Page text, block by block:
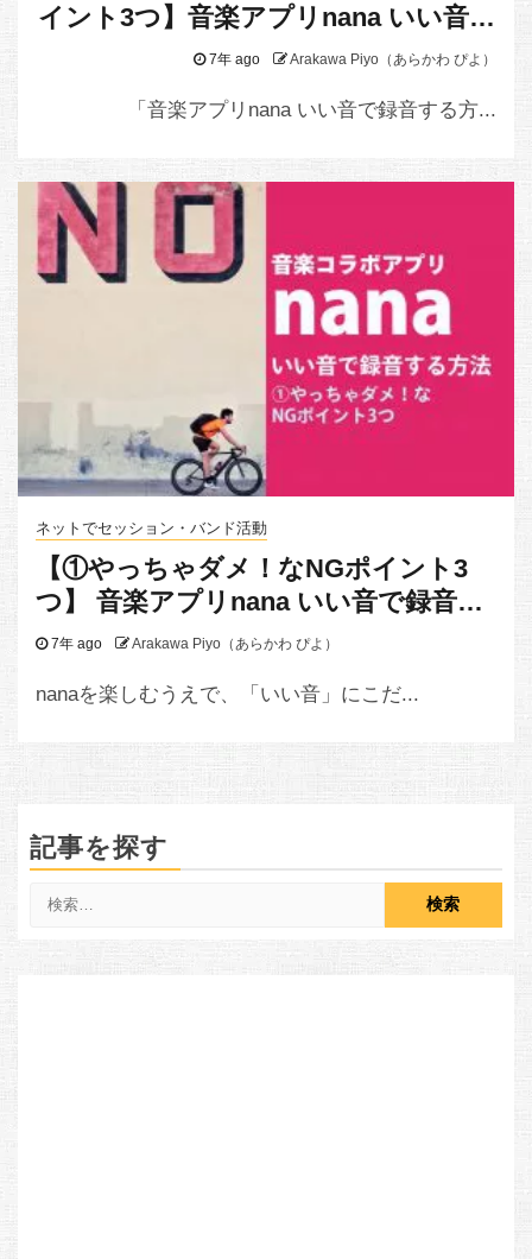
イント3つ】音楽アプリnana いい音で
録音する方法（スマホ本体マイクでの
7年 ago Arakawa Piyo（あらかわ ぴよ）
「音楽アプリnana いい音で録音する方...
ネットでセッション・バンド活動
【①やっちゃダメ！なNGポイント3
つ】 音楽アプリnana いい音で録音す
る方法（スマホ本体マイクでの録音
7年 ago Arakawa Piyo（あらかわ ぴよ）
nanaを楽しむうえで、「いい音」にこだ...
記事を探す